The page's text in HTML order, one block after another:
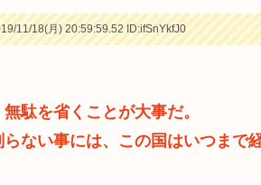
11/18(月) 20:59:59.52ID:ifSnYkfJ0
駄を省くことが大事だ。
ない事には、この国はいつまで